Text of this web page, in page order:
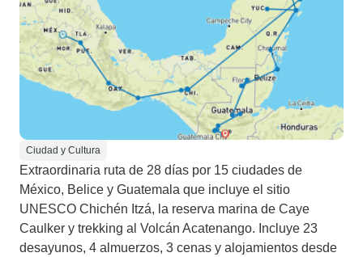
Ciudad y Cultura
Extraordinaria ruta de 28 días por 15 ciudades de
México, Belice y Guatemala que incluye el sitio
UNESCO Chichén Itzá, la reserva marina de Caye
Caulker y trekking al Volcán Acatenango. Incluye 23
desayunos, 4 almuerzos, 3 cenas y alojamientos desde